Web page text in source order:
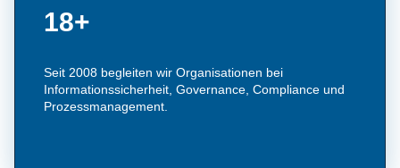
18+
Seit 2008 begleiten wir Organisationen bei
Informationssicherheit, Governance, Compliance und
Prozessmanagement.